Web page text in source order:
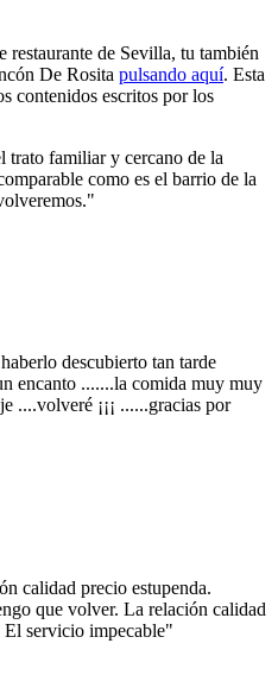
restaurante de Sevilla, tu también
De Rosita pulsando aquí. Esta
contenidos escritos por los
familiar y cercano de la
como es el barrio de la
descubierto tan tarde
encanto .......la comida muy muy
....volveré ¡¡¡ ......gracias por
calidad precio estupenda.
que volver. La relación calidad
El servicio impecable"